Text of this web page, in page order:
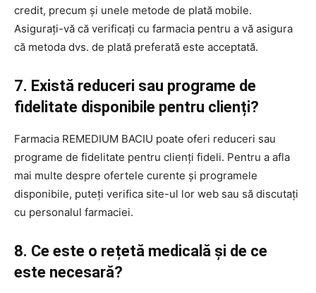
credit, precum și unele metode de plată mobile.
Asigurați-vă că verificați cu farmacia pentru a vă asigura
că metoda dvs. de plată preferată este acceptată.
7. Există reduceri sau programe de
fidelitate disponibile pentru clienți?
Farmacia REMEDIUM BACIU poate oferi reduceri sau
programe de fidelitate pentru clienți fideli. Pentru a afla
mai multe despre ofertele curente și programele
disponibile, puteți verifica site-ul lor web sau să discutați
cu personalul farmaciei.
8. Ce este o rețetă medicală și de ce
este necesară?